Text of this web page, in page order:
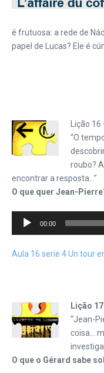
é frutuosa: a rede de
papel de Lucas? Ele é
Lição
“O
roubo?
encontrar a resposta…”
O que quer Jean-
Tocador
00:00
Aula 16 serie 4 Un tour
Lição
“Jean-
coisa…
O que o Gérard sabe